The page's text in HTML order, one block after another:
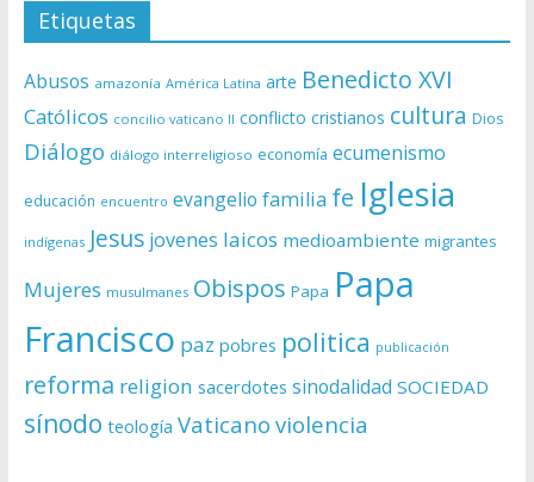
Etiquetas
Abusos amazonía América Latina arte Benedicto XVI
Católicos concilio vaticano II conflicto cristianos cultura Dios
Diálogo diálogo interreligioso economía ecumenismo
educación encuentro evangelio familia fe Iglesia
indígenas Jesus jovenes laicos medioambiente migrantes
Mujeres musulmanes Obispos Papa Papa
Francisco paz pobres politica publicación
reforma religion sacerdotes sinodalidad SOCIEDAD
sínodo teología Vaticano violencia